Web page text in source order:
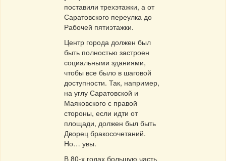
поставили трехэтажки, а от
Саратовского переулка до
Рабочей пятиэтажки.
Центр города должен был
быть полностью застроен
социальными зданиями,
чтобы все было в шаговой
доступности. Так, например,
на углу Саратовской и
Маяковского с правой
стороны, если идти от
площади, должен был быть
Дворец бракосочетаний.
Но… увы.
В 80-х годах большую часть